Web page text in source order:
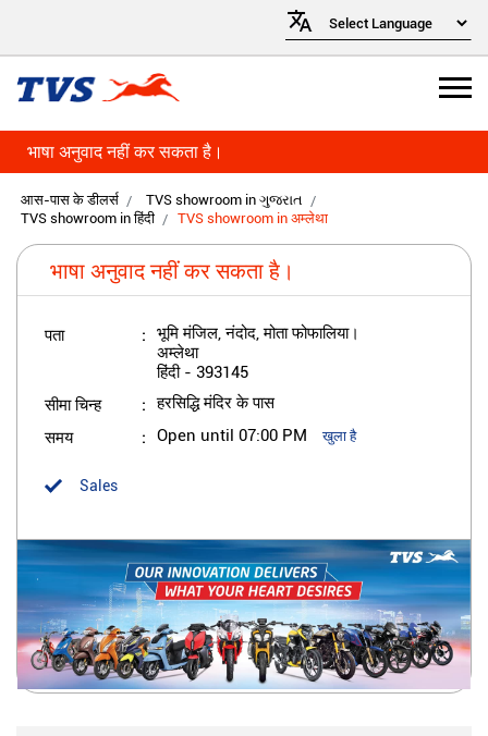
भाषा अनुवाद नहीं कर सकता है।
आस-पास के डीलर्स
TVS showroom in ગુજરાત
TVS showroom in हिंदी
TVS showroom in अम्लेथा
भाषा अनुवाद नहीं कर सकता है।
पता
भूमि मंजिल, नंदोद, मोता फोफालिया।
अम्लेथा
हिंदी- 393145
सीमा चिन्ह हरसिद्धि मंदिर के पास
समय Open until 07:00 PM खुला है
Sales